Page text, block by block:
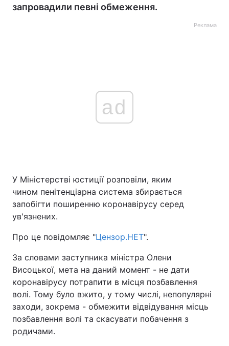
запровадили певні обмеження.
Реклама
ad
У Міністерстві юстиції розповіли, яким
чином пенітенціарна система збирається
запобігти поширенню коронавірусу серед
ув'язнених.
Про це повідомляє "Цензор.НЕТ".
За словами заступника міністра Олени
Висоцької, мета на даний момент - не дати
коронавірусу потрапити в місця позбавлення
волі. Тому було вжито, у тому числі, непопулярні
заходи, зокрема - обмежити відвідування місць
позбавлення волі та скасувати побачення з
родичами.